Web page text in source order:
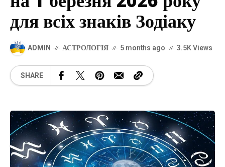
для всіх знаків Зодіаку
ADMIN АСТРОЛОГІЯ 5 months ago 3.5K Views
SHARE